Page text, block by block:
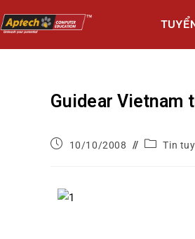
Guidear Vietnam
10/10/2008 Tin